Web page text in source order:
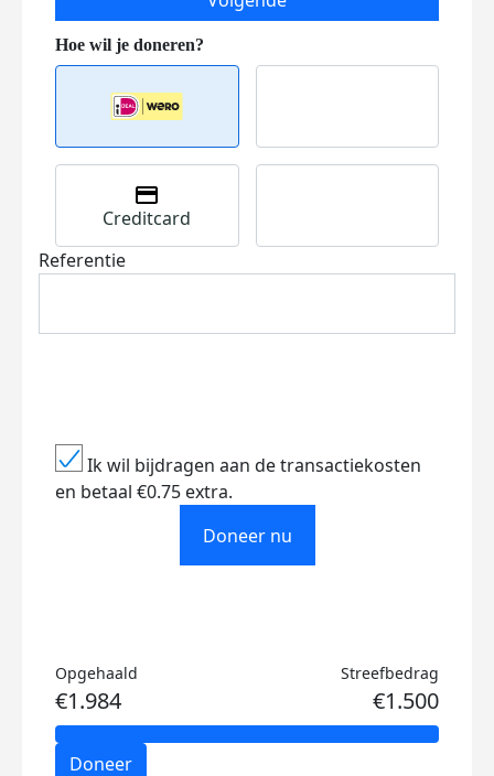
Creditcard
Referentie
Ik wil bijdragen aan de transactiekosten
en betaal €0.75 extra.
Doneer nu
Opgehaald
€1.984
Streefbedrag
€1.500
Doneer